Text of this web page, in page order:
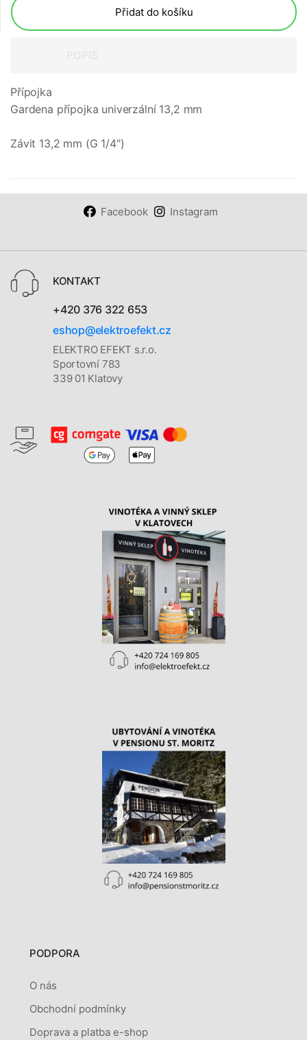
Přidat do košíku
Přípojka
Gardena přípojka univerzální 13,2 mm
Závit 13,2 mm (G 1/4")
Facebook Instagram
KONTAKT
+420 376 322 653
eshop@elektroefekt.cz
ELEKTRO EFEKT s.r.o.
Sportovní 783
339 01 Klatovy
PODPORA
O nás
Obchodní podmínky
Doprava a platba e-shop